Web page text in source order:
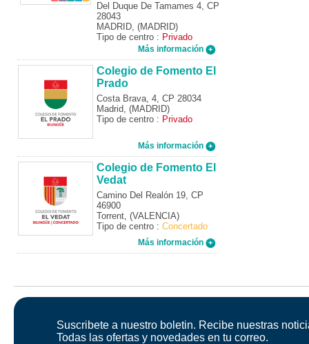
Del Duque De Tamames 4, CP
28043
MADRID, (MADRID)
Tipo de centro : Privado
Más información
Colegio de Fomento El
Prado
Costa Brava, 4, CP 28034
Madrid, (MADRID)
Tipo de centro : Privado
Más información
Colegio de Fomento El
Vedat
Camino Del Realón 19, CP
46900
Torrent, (VALENCIA)
Tipo de centro : Concertado
Más información
Suscribete a nuestro boletin. Recibe nuestras
Todas las ofertas y novedades en tu correo.